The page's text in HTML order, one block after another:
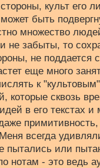
культ его
быть
множество
не забыты, то
не
еще много
к
которые сквозь
в его текстах
всегда
пытались или
нотам - это ведь